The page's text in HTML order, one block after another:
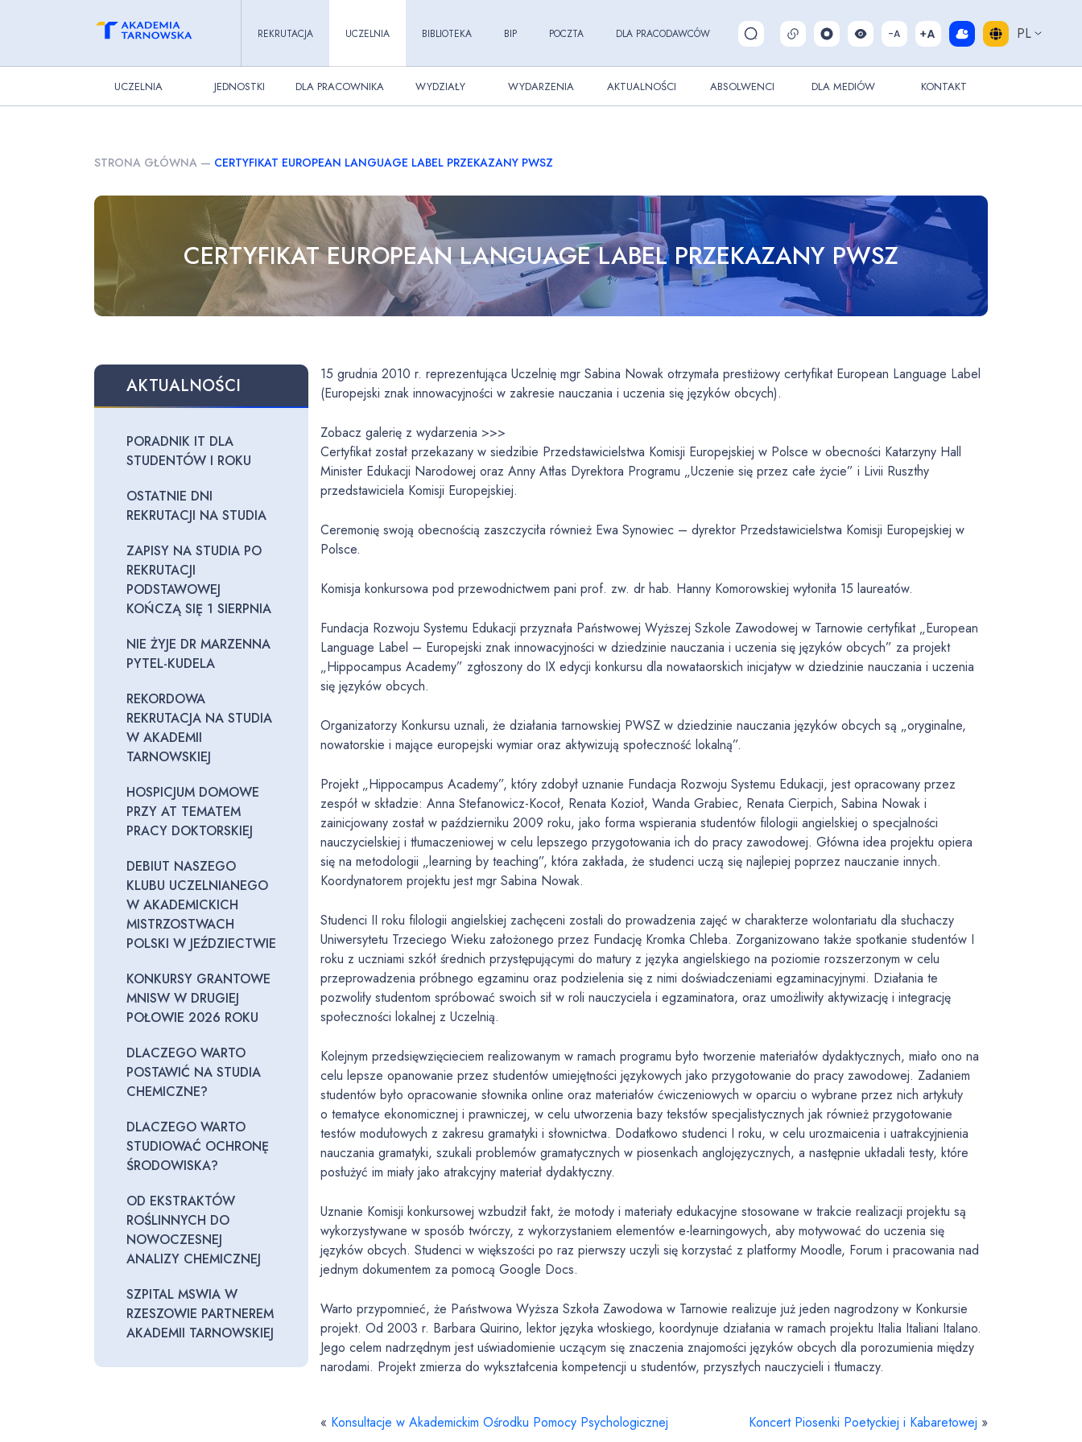
REKRUTACJA UCZELNIA BIBLIOTEKA BIP POCZTA DLA PRACODAWCÓW Pokaż/ukryj wyszukiwarkę PL
UCZELNIA JEDNOSTKI DLA PRACOWNIKA WYDZIAŁY WYDARZENIA AKTUALNOŚCI ABSOLWENCI DLA MEDIÓW KONTAKT
STRONA GŁÓWNA — CERTYFIKAT EUROPEAN LANGUAGE LABEL PRZEKAZANY PWSZ
CERTYFIKAT EUROPEAN LANGUAGE LABEL PRZEKAZANY PWSZ
AKTUALNOŚCI
PORADNIK IT DLA
STUDENTÓW I ROKU
OSTATNIE DNI
REKRUTACJI NA STUDIA
ZAPISY NA STUDIA PO
REKRUTACJI
PODSTAWOWEJ
KOŃCZĄ SIĘ 1 SIERPNIA
NIE ŻYJE DR MARZENNA
PYTEL-KUDELA
REKORDOWA
REKRUTACJA NA STUDIA
W AKADEMII
TARNOWSKIEJ
HOSPICJUM DOMOWE
PRZY AT TEMATEM
PRACY DOKTORSKIEJ
DEBIUT NASZEGO
KLUBU UCZELNIANEGO
W AKADEMICKICH
MISTRZOSTWACH
POLSKI W JEŹDZIECTWIE
KONKURSY GRANTOWE
MNISW W DRUGIEJ
POŁOWIE 2026 ROKU
DLACZEGO WARTO
POSTAWIĆ NA STUDIA
CHEMICZNE?
DLACZEGO WARTO
STUDIOWAĆ OCHRONĘ
ŚRODOWISKA?
OD EKSTRAKTÓW
ROŚLINNYCH DO
NOWOCZESNEJ
ANALIZY CHEMICZNEJ
SZPITAL MSWIA W
RZESZOWIE PARTNEREM
AKADEMII TARNOWSKIEJ
15 grudnia 2010 r. reprezentująca Uczelnię mgr Sabina Nowak otrzymała prestiżowy certyfikat European Language Label
(Europejski znak innowacyjności w zakresie nauczania i uczenia się języków obcych).
Zobacz galerię z wydarzenia >>>
Certyfikat został przekazany w siedzibie Przedstawicielstwa Komisji Europejskiej w Polsce w obecności Katarzyny Hall
Minister Edukacji Narodowej oraz Anny Atłas Dyrektora Programu „Uczenie się przez całe życie” i Livii Ruszthy
przedstawiciela Komisji Europejskiej.
Ceremonię swoją obecnością zaszczyciła również Ewa Synowiec – dyrektor Przedstawicielstwa Komisji Europejskiej w
Polsce.
Komisja konkursowa pod przewodnictwem pani prof. zw. dr hab. Hanny Komorowskiej wyłoniła 15 laureatów.
Fundacja Rozwoju Systemu Edukacji przyznała Państwowej Wyższej Szkole Zawodowej w Tarnowie certyfikat „European
Language Label – Europejski znak innowacyjności w dziedzinie nauczania i uczenia się języków obcych” za projekt
„Hippocampus Academy” zgłoszony do IX edycji konkursu dla nowataorskich inicjatyw w dziedzinie nauczania i uczenia
się języków obcych.
Organizatorzy Konkursu uznali, że działania tarnowskiej PWSZ w dziedzinie nauczania języków obcych są „oryginalne,
nowatorskie i mające europejski wymiar oraz aktywizują społeczność lokalną”.
Projekt „Hippocampus Academy”, który zdobył uznanie Fundacja Rozwoju Systemu Edukacji, jest opracowany przez
zespół w składzie: Anna Stefanowicz-Kocoł, Renata Kozioł, Wanda Grabiec, Renata Cierpich, Sabina Nowak i
zainicjowany został w październiku 2009 roku, jako forma wspierania studentów filologii angielskiej o specjalności
nauczycielskiej i tłumaczeniowej w celu lepszego przygotowania ich do pracy zawodowej. Główna idea projektu opiera
się na metodologii „learning by teaching”, która zakłada, że studenci uczą się najlepiej poprzez nauczanie innych.
Koordynatorem projektu jest mgr Sabina Nowak.
Studenci II roku filologii angielskiej zachęceni zostali do prowadzenia zajęć w charakterze wolontariatu dla słuchaczy
Uniwersytetu Trzeciego Wieku założonego przez Fundację Kromka Chleba. Zorganizowano także spotkanie studentów I
roku z uczniami szkół średnich przystępującymi do matury z języka angielskiego na poziomie rozszerzonym w celu
przeprowadzenia próbnego egzaminu oraz podzielenia się z nimi doświadczeniami egzaminacyjnymi. Działania te
pozwoliły studentom spróbować swoich sił w roli nauczyciela i egzaminatora, oraz umożliwiły aktywizację i integrację
społeczności lokalnej z Uczelnią.
Kolejnym przedsięwzięcieciem realizowanym w ramach programu było tworzenie materiałów dydaktycznych, miało ono na
celu lepsze opanowanie przez studentów umiejętności językowych jako przygotowanie do pracy zawodowej. Zadaniem
studentów było opracowanie słownika online oraz materiałów ćwiczeniowych w oparciu o wybrane przez nich artykuły
o tematyce ekonomicznej i prawniczej, w celu utworzenia bazy tekstów specjalistycznych jak również przygotowanie
testów modułowych z zakresu gramatyki i słownictwa. Dodatkowo studenci I roku, w celu urozmaicenia i uatrakcyjnienia
nauczania gramatyki, szukali problemów gramatycznych w piosenkach anglojęzycznych, a następnie układali testy, które
posłużyć im miały jako atrakcyjny materiał dydaktyczny.
Uznanie Komisji konkursowej wzbudził fakt, że motody i materiały edukacyjne stosowane w trakcie realizacji projektu są
wykorzystywane w sposób twórczy, z wykorzystaniem elementów e-learningowych, aby motywować do uczenia się
języków obcych. Studenci w większości po raz pierwszy uczyli się korzystać z platformy Moodle, Forum i pracowania nad
jednym dokumentem za pomocą Google Docs.
Warto przypomnieć, że Państwowa Wyższa Szkoła Zawodowa w Tarnowie realizuje już jeden nagrodzony w Konkursie
projekt. Od 2003 r. Barbara Quirino, lektor języka włoskiego, koordynuje działania w ramach projektu Italia Italiani Italano.
Jego celem nadrzędnym jest uświadomienie uczącym się znaczenia znajomości języków obcych dla porozumienia między
narodami. Projekt zmierza do wykształcenia kompetencji u studentów, przyszłych nauczycieli i tłumaczy.
« Konsultacje w Akademickim Ośrodku Pomocy Psychologicznej Koncert Piosenki Poetyckiej i Kabaretowej »